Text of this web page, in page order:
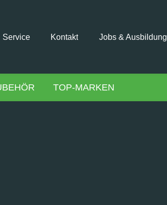
Service Kontakt Jobs & Ausbildung
TOP-MARKEN